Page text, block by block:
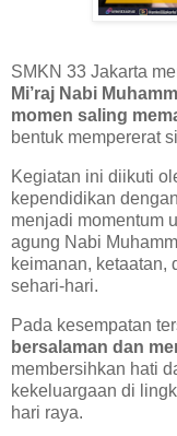
SMKN 33 Jakarta
Mi’raj Nabi
momen saling
bentuk mempererat
Kegiatan ini diikuti
kependidikan
menjadi momentum
agung Nabi
keimanan, ketaatan,
sehari-hari.
Pada kesempatan
bersalaman dan
membersihkan hati
kekeluargaan di
hari raya.